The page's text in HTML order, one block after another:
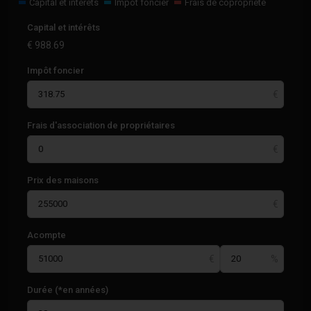
Capital et intérêts Impôt foncier Frais de copropriété
Capital et intérêts
€ 988.69
Impôt foncier
Frais d'association de propriétaires
Prix des maisons
Acompte
Durée (*en années)